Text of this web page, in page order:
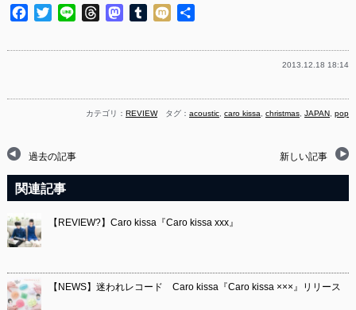
Facebook
TwitterLine ThreadsMastodon
Tumblr
Mixi
2013.12.18 18:14
カテゴリ： REVIEWタグ：acoustic,caro kissa,christmas,JAPAN,pop
過去の記事 新しい記事
関連記事
【REVIEW?】Caro kissa『Caro kissa xxx』
【NEWS】迷われレコード Caro kissa『Caro kissa ×××』リリース